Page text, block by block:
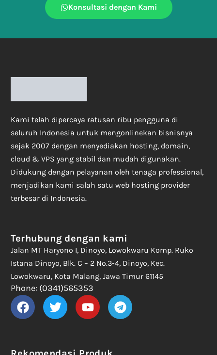
Konsultasi dengan Kami
Kami telah dipercaya ratusan ribu pengguna di
seluruh Indonesia untuk mengonlinekan bisnisnya
sejak 2007 dengan menyediakan hosting, domain,
cloud & VPS yang stabil dan mudah digunakan.
Didukung dengan pelayanan oleh tenaga professional,
menjadikan kami salah satu web hosting provider
terbesar di Indonesia.
Terhubung dengan kami
Jalan MT Haryono I, Dinoyo, Lowokwaru Komp. Ruko
Istana Dinoyo, Blk. C – 2 No.3-4, Dinoyo, Kec.
Lowokwaru, Kota Malang, Jawa Timur 61145
Phone: (0341)565353